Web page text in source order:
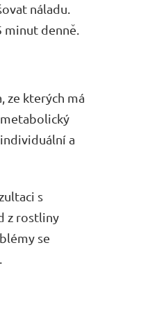
náladu.
minut denně.
ze kterých má
a
s
z rostliny
se